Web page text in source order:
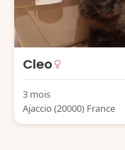
Cleo
3 mois
Ajaccio (20000) France